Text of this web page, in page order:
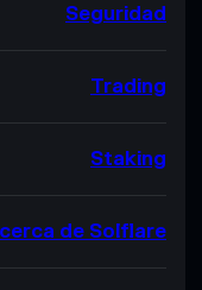
Seguridad
Trading
Staking
de Solflare